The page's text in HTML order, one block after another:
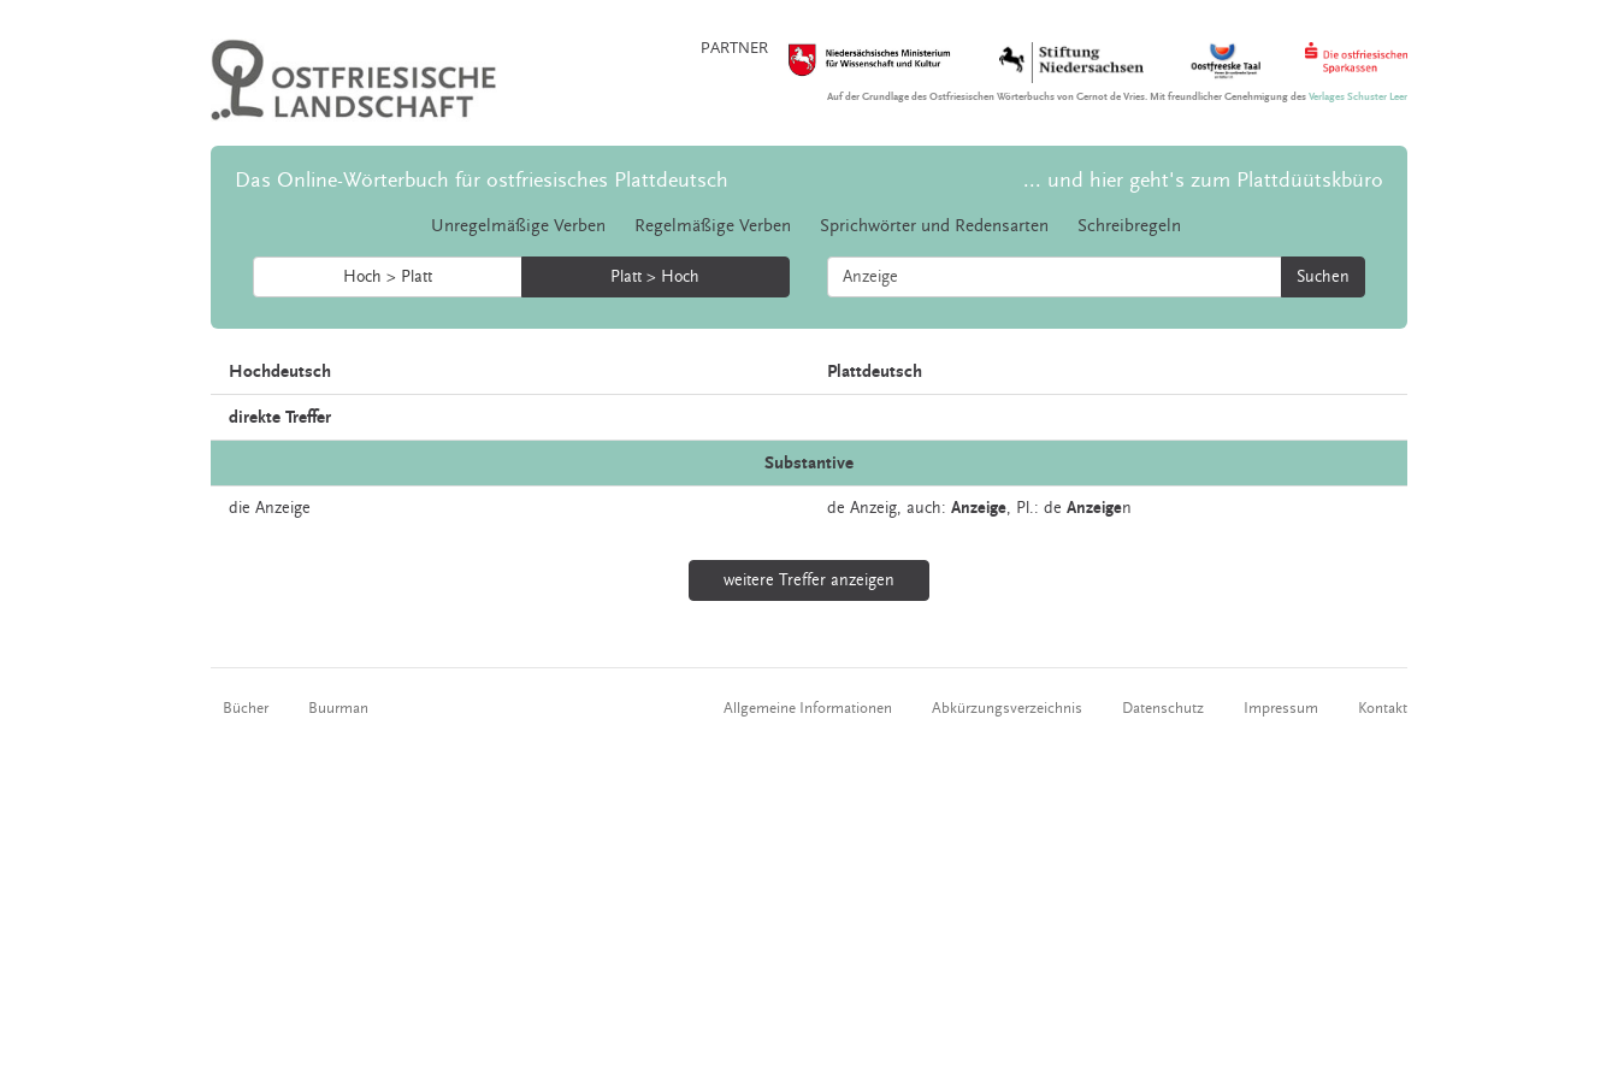
PARTNER
Auf der Grundlage des Ostfriesischen Wörterbuchs von Gernot de Vries. Mit freundlicher Genehmigung desVerlages Schuster Leer
Das Online-Wörterbuch für ostfriesisches Plattdeutsch ... und hier geht's zum Plattdüütskbüro
Unregelmäßige Verben Regelmäßige Verben Sprichwörter und Redensarten Schreibregeln
Hoch > Platt Platt > Hoch Suchen
Hochdeutsch Plattdeutsch
direkte Treffer
Substantive
die Anzeige de Anzeig, auch: Anzeige, Pl.: de Anzeigen
weitere Treffer anzeigen
Bücher Buurman Allgemeine Informationen Abkürzungsverzeichnis Datenschutz Impressum Kontakt